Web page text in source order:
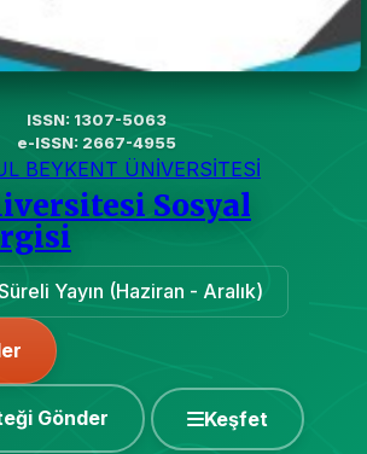
ISSN: 1307-5063
e-ISSN: 2667-4955
BEYKENT ÜNİVERSİTESİ
Sosyal
Yayın (Haziran - Aralık)
Gönder Keşfet